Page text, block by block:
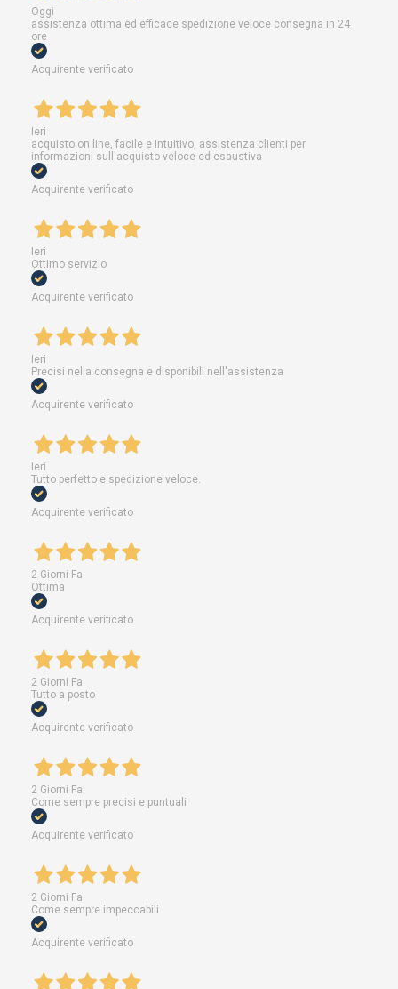
Oggi
assistenza ottima ed efficace spedizione veloce consegna in 24
ore
Acquirente verificato
Ieri
acquisto on line, facile e intuitivo, assistenza clienti per
informazioni sull'acquisto veloce ed esaustiva
Acquirente verificato
Ieri
Ottimo servizio
Acquirente verificato
Ieri
Precisi nella consegna e disponibili nell'assistenza
Acquirente verificato
Ieri
Tutto perfetto e spedizione veloce.
Acquirente verificato
2 Giorni Fa
Ottima
Acquirente verificato
2 Giorni Fa
Tutto a posto
Acquirente verificato
2 Giorni Fa
Come sempre precisi e puntuali
Acquirente verificato
2 Giorni Fa
Come sempre impeccabili
Acquirente verificato